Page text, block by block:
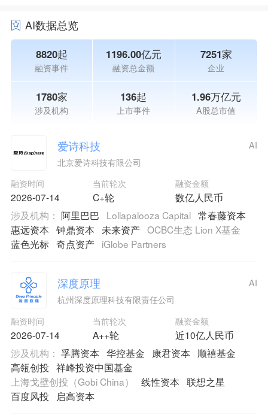
AI数据总览
8820起
融资事件
1196.00亿元
融资总金额
7251家
企业
1780家
涉及机构
136起
上市事件
1.96万亿元
A股总市值
爱诗科技
北京爱诗科技有限公司
融资时间
2026-07-14
当前轮次
C+轮
融资金额
数亿人民币
AI
涉及机构： 阿里巴巴 Lollapalooza Capital 常春藤资本
惠远资本 钟鼎资本 未来资产 OCBC生态 Lion X基金
蓝色光标 奇点资产 iGlobe Partners
深度原理
杭州深度原理科技有限责任公司
融资时间
2026-07-14
当前轮次
A++轮
融资金额
近10亿人民币
AI
涉及机构： 孚腾资本 华控基金 康君资本
顺禧基金
高瓴创投 祥峰投资中国基金
上海戈壁创投（Gobi China）
线性资本 联想之星
百度风投
启高资本